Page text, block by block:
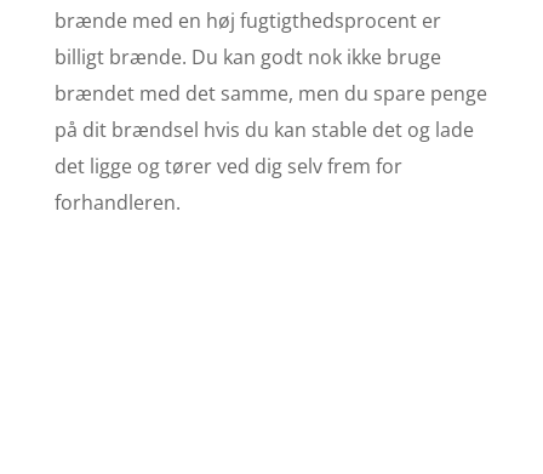
brænde med en høj fugtigthedsprocent er
billigt brænde. Du kan godt nok ikke bruge
brændet med det samme, men du spare penge
på dit brændsel hvis du kan stable det og lade
det ligge og tører ved dig selv frem for
forhandleren.